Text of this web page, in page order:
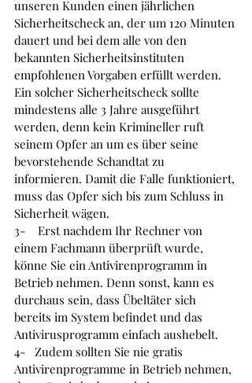
unseren Kunden einen jährlichen
Sicherheitscheck an, der um 120 Minuten
dauert und bei dem alle von den
bekannten Sicherheitsinstituten
empfohlenen Vorgaben erfüllt werden.
Ein solcher Sicherheitscheck sollte
mindestens alle 3 Jahre ausgeführt
werden, denn kein Krimineller ruft
seinem Opfer an um es über seine
bevorstehende Schandtat zu
informieren. Damit die Falle funktioniert,
muss das Opfer sich bis zum Schluss in
Sicherheit wägen.
3- Erst nachdem Ihr Rechner von
einem Fachmann überprüft wurde,
könne Sie ein Antivirenprogramm in
Betrieb nehmen. Denn sonst, kann es
durchaus sein, dass Übeltäter sich
bereits im System befindet und das
Antivirusprogramm einfach aushebelt.
4- Zudem sollten Sie nie gratis
Antivirenprogramme in Betrieb nehmen,